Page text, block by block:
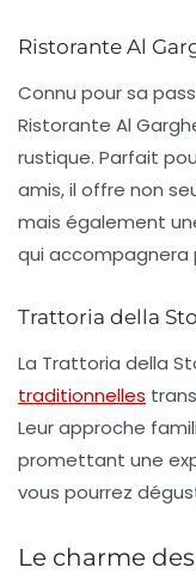
Ristorante Al
Connu pour sa
Ristorante Al
rustique. Parfait
amis, il offre non
mais également
qui
Trattoria della
La Trattoria della
traditionnelles
Leur approche
promettant une
vous pourrez
Le charme